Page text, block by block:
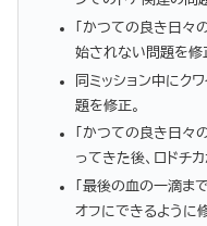
「かつての良き日々
始されない問題を修
同ミッション中にク
題を修正。
「かつての良き日々
ってきた後、ロドチ
「最後の血の一滴ま
オフにできるように